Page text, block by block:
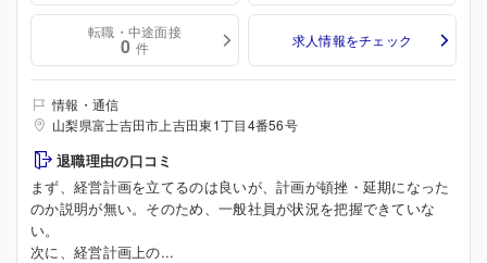
転職・中途面接
0 件 求人情報をチェック
情報・通信
山梨県富士吉田市上吉田東1丁目4番56号
退職理由の口コミ
まず、経営計画を立てるのは良いが、計画が頓挫・延期になった
のか説明が無い。そのため、一般社員が状況を把握できていな
い。
次に、経営計画上の...